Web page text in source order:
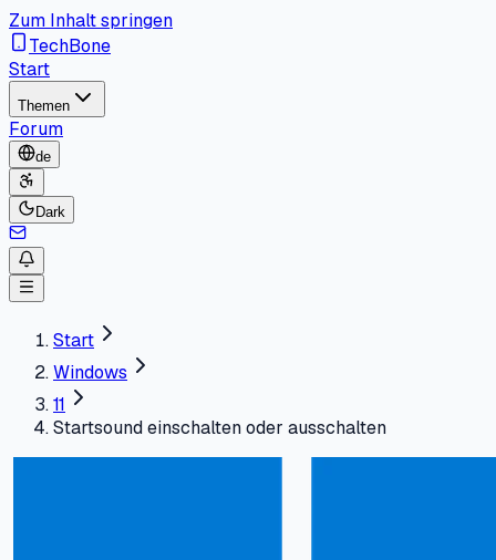
Zum Inhalt springen
TechBone
Start
Themen
Forum
de
Dark
Start
Windows
11
Startsound einschalten oder ausschalten